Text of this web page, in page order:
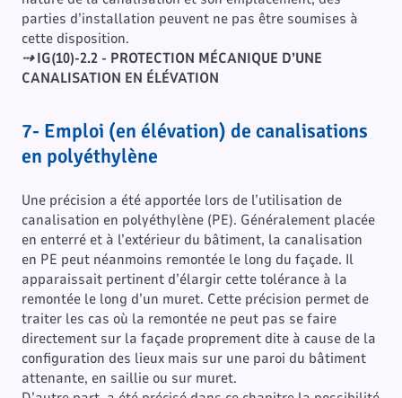
parties d’installation peuvent ne pas être soumises à
cette disposition.
⇢IG(10)-2.2 - PROTECTION MÉCANIQUE D’UNE
CANALISATION EN ÉLÉVATION
7- Emploi (en élévation) de canalisations
en polyéthylène
Une précision a été apportée lors de l’utilisation de
canalisation en polyéthylène (PE). Généralement placée
en enterré et à l’extérieur du bâtiment, la canalisation
en PE peut néanmoins remontée le long du façade. Il
apparaissait pertinent d’élargir cette tolérance à la
remontée le long d’un muret. Cette précision permet de
traiter les cas où la remontée ne peut pas se faire
directement sur la façade proprement dite à cause de la
configuration des lieux mais sur une paroi du bâtiment
attenante, en saillie ou sur muret.